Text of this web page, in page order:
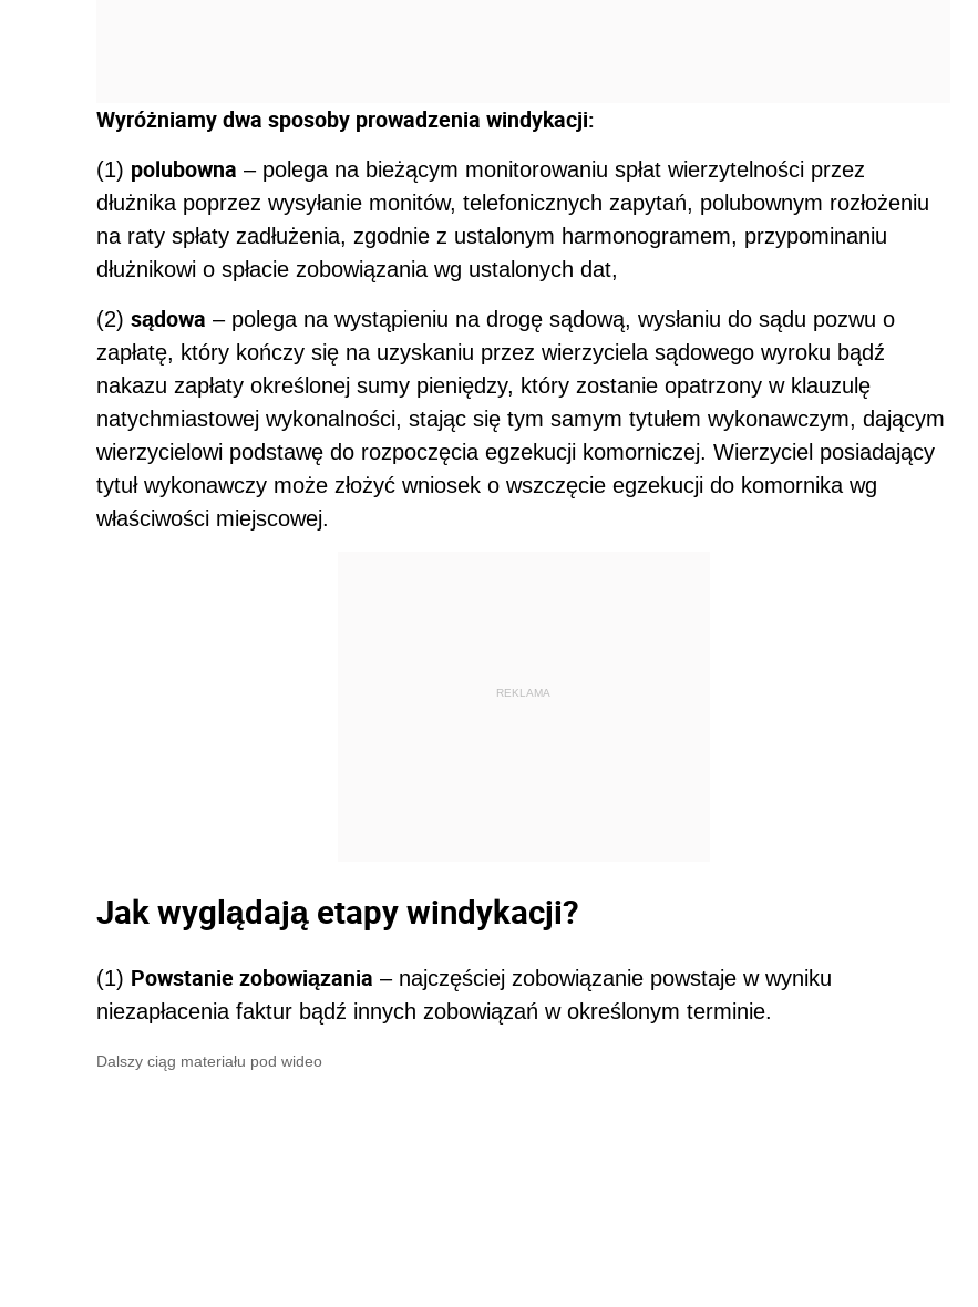
Wyróżniamy dwa sposoby prowadzenia windykacji:
(1) polubowna – polega na bieżącym monitorowaniu spłat wierzytelności przez
dłużnika poprzez wysyłanie monitów, telefonicznych zapytań, polubownym rozłożeniu
na raty spłaty zadłużenia, zgodnie z ustalonym harmonogramem, przypominaniu
dłużnikowi o spłacie zobowiązania wg ustalonych dat,
(2) sądowa – polega na wystąpieniu na drogę sądową, wysłaniu do sądu pozwu o
zapłatę, który kończy się na uzyskaniu przez wierzyciela sądowego wyroku bądź
nakazu zapłaty określonej sumy pieniędzy, który zostanie opatrzony w klauzulę
natychmiastowej wykonalności, stając się tym samym tytułem wykonawczym, dającym
wierzycielowi podstawę do rozpoczęcia egzekucji komorniczej. Wierzyciel posiadający
tytuł wykonawczy może złożyć wniosek o wszczęcie egzekucji do komornika wg
właściwości miejscowej.
REKLAMA
Jak wyglądają etapy windykacji?
(1) Powstanie zobowiązania – najczęściej zobowiązanie powstaje w wyniku
niezapłacenia faktur bądź innych zobowiązań w określonym terminie.
Dalszy ciąg materiału pod wideo